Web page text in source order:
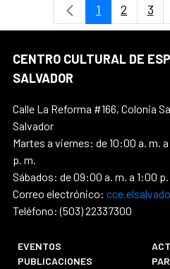
Página
1 Página
2 3
CENTRO CULTURAL DE
SALVADOR
Calle La Reforma #166, Colonia
Salvador
Martes a viernes: de 10:00 a. m.
p. m.
Sábados: de 09:00 a. m. a 1:00 p.
Correo electrónico:
Teléfono: (503) 22337300
EVENTOS
PUBLICACIONES